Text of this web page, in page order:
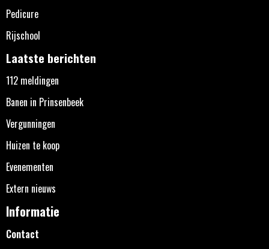
Pedicure
Rijschool
Laatste berichten
112 meldingen
Banen in Prinsenbeek
Vergunningen
Huizen te koop
Evenementen
Extern nieuws
Informatie
Contact